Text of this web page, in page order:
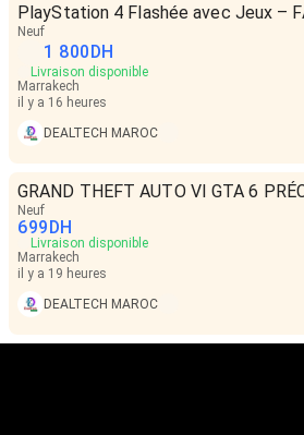
PlayStation 4 Flashée avec Jeux –
Neuf
1 800DH
Livraison disponible
Marrakech
il y a 16 heures
DEALTECH MAROC
GRAND THEFT AUTO VI GTA 6
Neuf
699DH
Livraison disponible
Marrakech
il y a 19 heures
DEALTECH MAROC